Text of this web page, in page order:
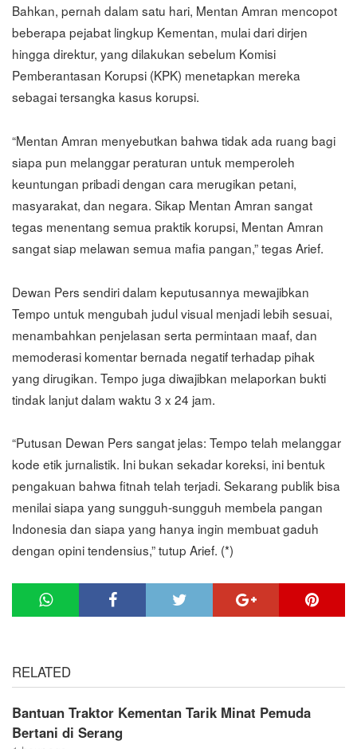
Bahkan, pernah dalam satu hari, Mentan Amran mencopot
beberapa pejabat lingkup Kementan, mulai dari dirjen
hingga direktur, yang dilakukan sebelum Komisi
Pemberantasan Korupsi (KPK) menetapkan mereka
sebagai tersangka kasus korupsi.
“Mentan Amran menyebutkan bahwa tidak ada ruang bagi
siapa pun melanggar peraturan untuk memperoleh
keuntungan pribadi dengan cara merugikan petani,
masyarakat, dan negara. Sikap Mentan Amran sangat
tegas menentang semua praktik korupsi, Mentan Amran
sangat siap melawan semua mafia pangan,” tegas Arief.
Dewan Pers sendiri dalam keputusannya mewajibkan
Tempo untuk mengubah judul visual menjadi lebih sesuai,
menambahkan penjelasan serta permintaan maaf, dan
memoderasi komentar bernada negatif terhadap pihak
yang dirugikan. Tempo juga diwajibkan melaporkan bukti
tindak lanjut dalam waktu 3 x 24 jam.
“Putusan Dewan Pers sangat jelas: Tempo telah melanggar
kode etik jurnalistik. Ini bukan sekadar koreksi, ini bentuk
pengakuan bahwa fitnah telah terjadi. Sekarang publik bisa
menilai siapa yang sungguh-sungguh membela pangan
Indonesia dan siapa yang hanya ingin membuat gaduh
dengan opini tendensius,” tutup Arief. (*)
RELATED
Bantuan Traktor Kementan Tarik Minat Pemuda
Bertani di Serang